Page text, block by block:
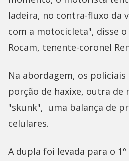
ladeira, no contra-fluxo da
com a motocicleta", disse
Rocam, tenente-coronel
Na abordagem, os
porção de haxixe, outra de
"skunk", uma balança de
celulares.
A dupla foi levada para o